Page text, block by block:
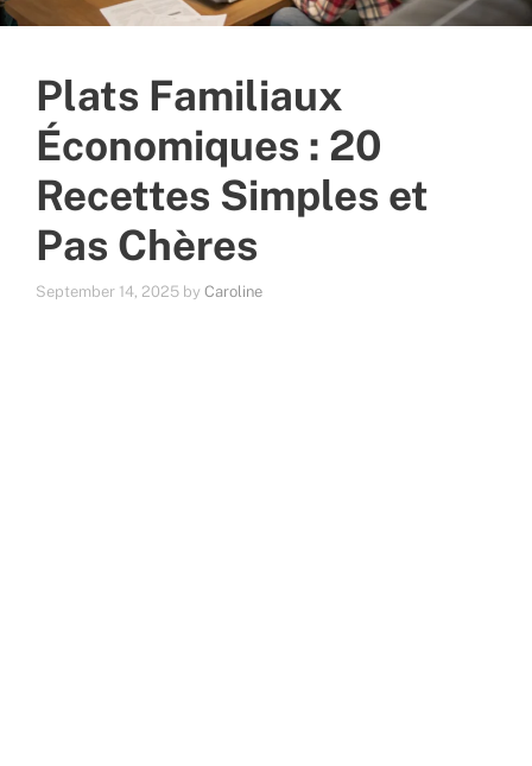
Plats Familiaux
Économiques : 20
Recettes Simples et
Pas Chères
September 14, 2025 by Caroline